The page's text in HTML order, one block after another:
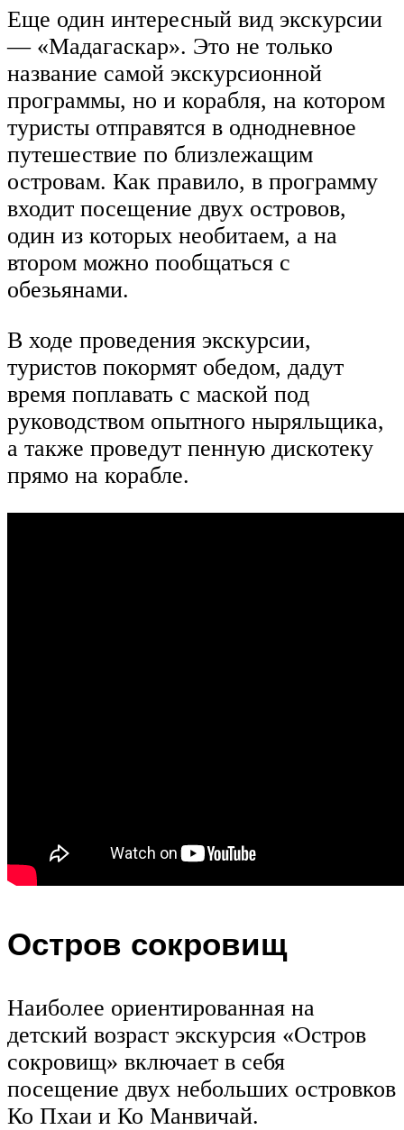
Еще один интересный вид экскурсии
— «Мадагаскар». Это не только
название самой экскурсионной
программы, но и корабля, на котором
туристы отправятся в однодневное
путешествие по близлежащим
островам. Как правило, в программу
входит посещение двух островов,
один из которых необитаем, а на
втором можно пообщаться с
обезьянами.
В ходе проведения экскурсии,
туристов покормят обедом, дадут
время поплавать с маской под
руководством опытного ныряльщика,
а также проведут пенную дискотеку
прямо на корабле.
Остров сокровищ
Наиболее ориентированная на
детский возраст экскурсия «Остров
сокровищ» включает в себя
посещение двух небольших островков
Ко Пхаи и Ко Манвичай.